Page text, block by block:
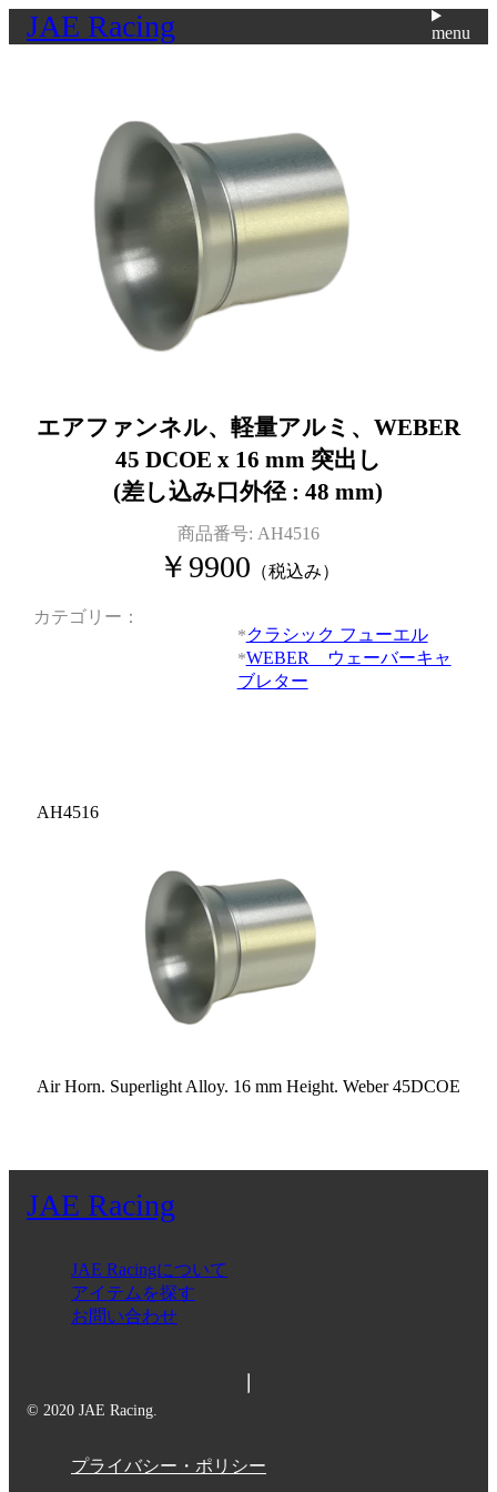
JAE Racing menu
エアファンネル、軽量アルミ、WEBER
45 DCOE x 16 mm 突出し
(差し込み口外径 : 48 mm)
商品番号: AH4516
￥ 9900 （税込み）
カテゴリー
クラシック フューエル
WEBER ウェーバーキャ
ブレター
AH4516
Air Horn. Superlight Alloy. 16 mm Height. Weber 45DCOE
JAE Racing
JAE Racingについて
アイテムを探す
お問い合わせ
© 2020 JAE Racing.
プライバシー・ポリシー